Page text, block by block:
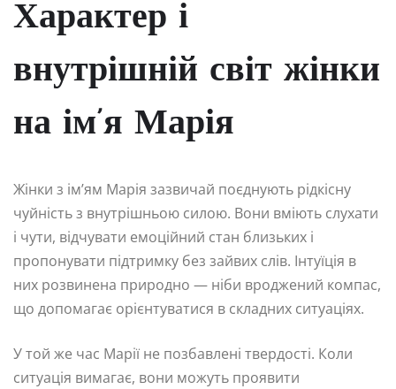
Характер і
внутрішній світ жінки
на ім’я Марія
Жінки з ім’ям Марія зазвичай поєднують рідкісну
чуйність з внутрішньою силою. Вони вміють слухати
і чути, відчувати емоційний стан близьких і
пропонувати підтримку без зайвих слів. Інтуїція в
них розвинена природно — ніби вроджений компас,
що допомагає орієнтуватися в складних ситуаціях.
У той же час Марії не позбавлені твердості. Коли
ситуація вимагає, вони можуть проявити